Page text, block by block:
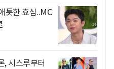
틋한 효심..MC
, 시스루부터